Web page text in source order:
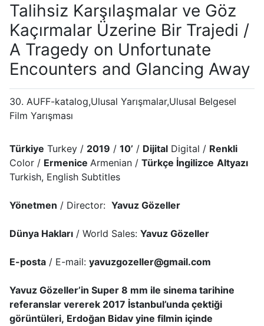
Talihsiz Karşılaşmalar ve Göz
Kaçırmalar Üzerine Bir Trajedi /
A Tragedy on Unfortunate
Encounters and Glancing Away
30. AUFF-katalog,Ulusal Yarışmalar,Ulusal Belgesel
Film Yarışması
Türkiye Turkey / 2019 / 10’ / Dijital Digital / Renkli
Color / Ermenice Armenian / Türkçe İngilizce Altyazı
Turkish, English Subtitles
Yönetmen / Director: Yavuz Gözeller
Dünya Hakları / World Sales: Yavuz Gözeller
E-posta / E-mail: yavuzgozeller@gmail.com
Yavuz Gözeller’in Super 8 mm ile sinema tarihine
referanslar vererek 2017 İstanbul’unda çektiği
görüntüleri, Erdoğan Bidav yine filmin içinde